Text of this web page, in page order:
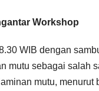
Workshop
WIB dengan
mutu sebagai salah
mutu,